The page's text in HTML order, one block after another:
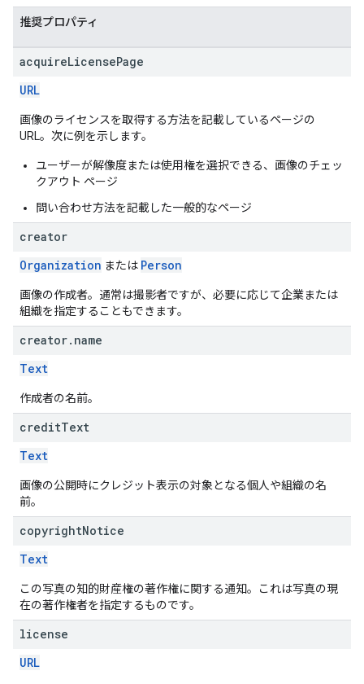
推奨プロパティ
acquireLicensePage
URL
画像のライセンスを取得する方法を記載しているページの
URL。次に例を示します。
ユーザーが解像度または使用権を選択できる、画像のチェッ
クアウト ページ
問い合わせ方法を記載した一般的なページ
creator
Organization または Person
画像の作成者。通常は撮影者ですが、必要に応じて企業または
組織を指定することもできます。
creator. name
Text
作成者の名前。
creditText
Text
画像の公開時にクレジット表示の対象となる個人や組織の名
前。
copyrightNotice
Text
この写真の知的財産権の著作権に関する通知。これは写真の現
在の著作権者を指定するものです。
license
URL